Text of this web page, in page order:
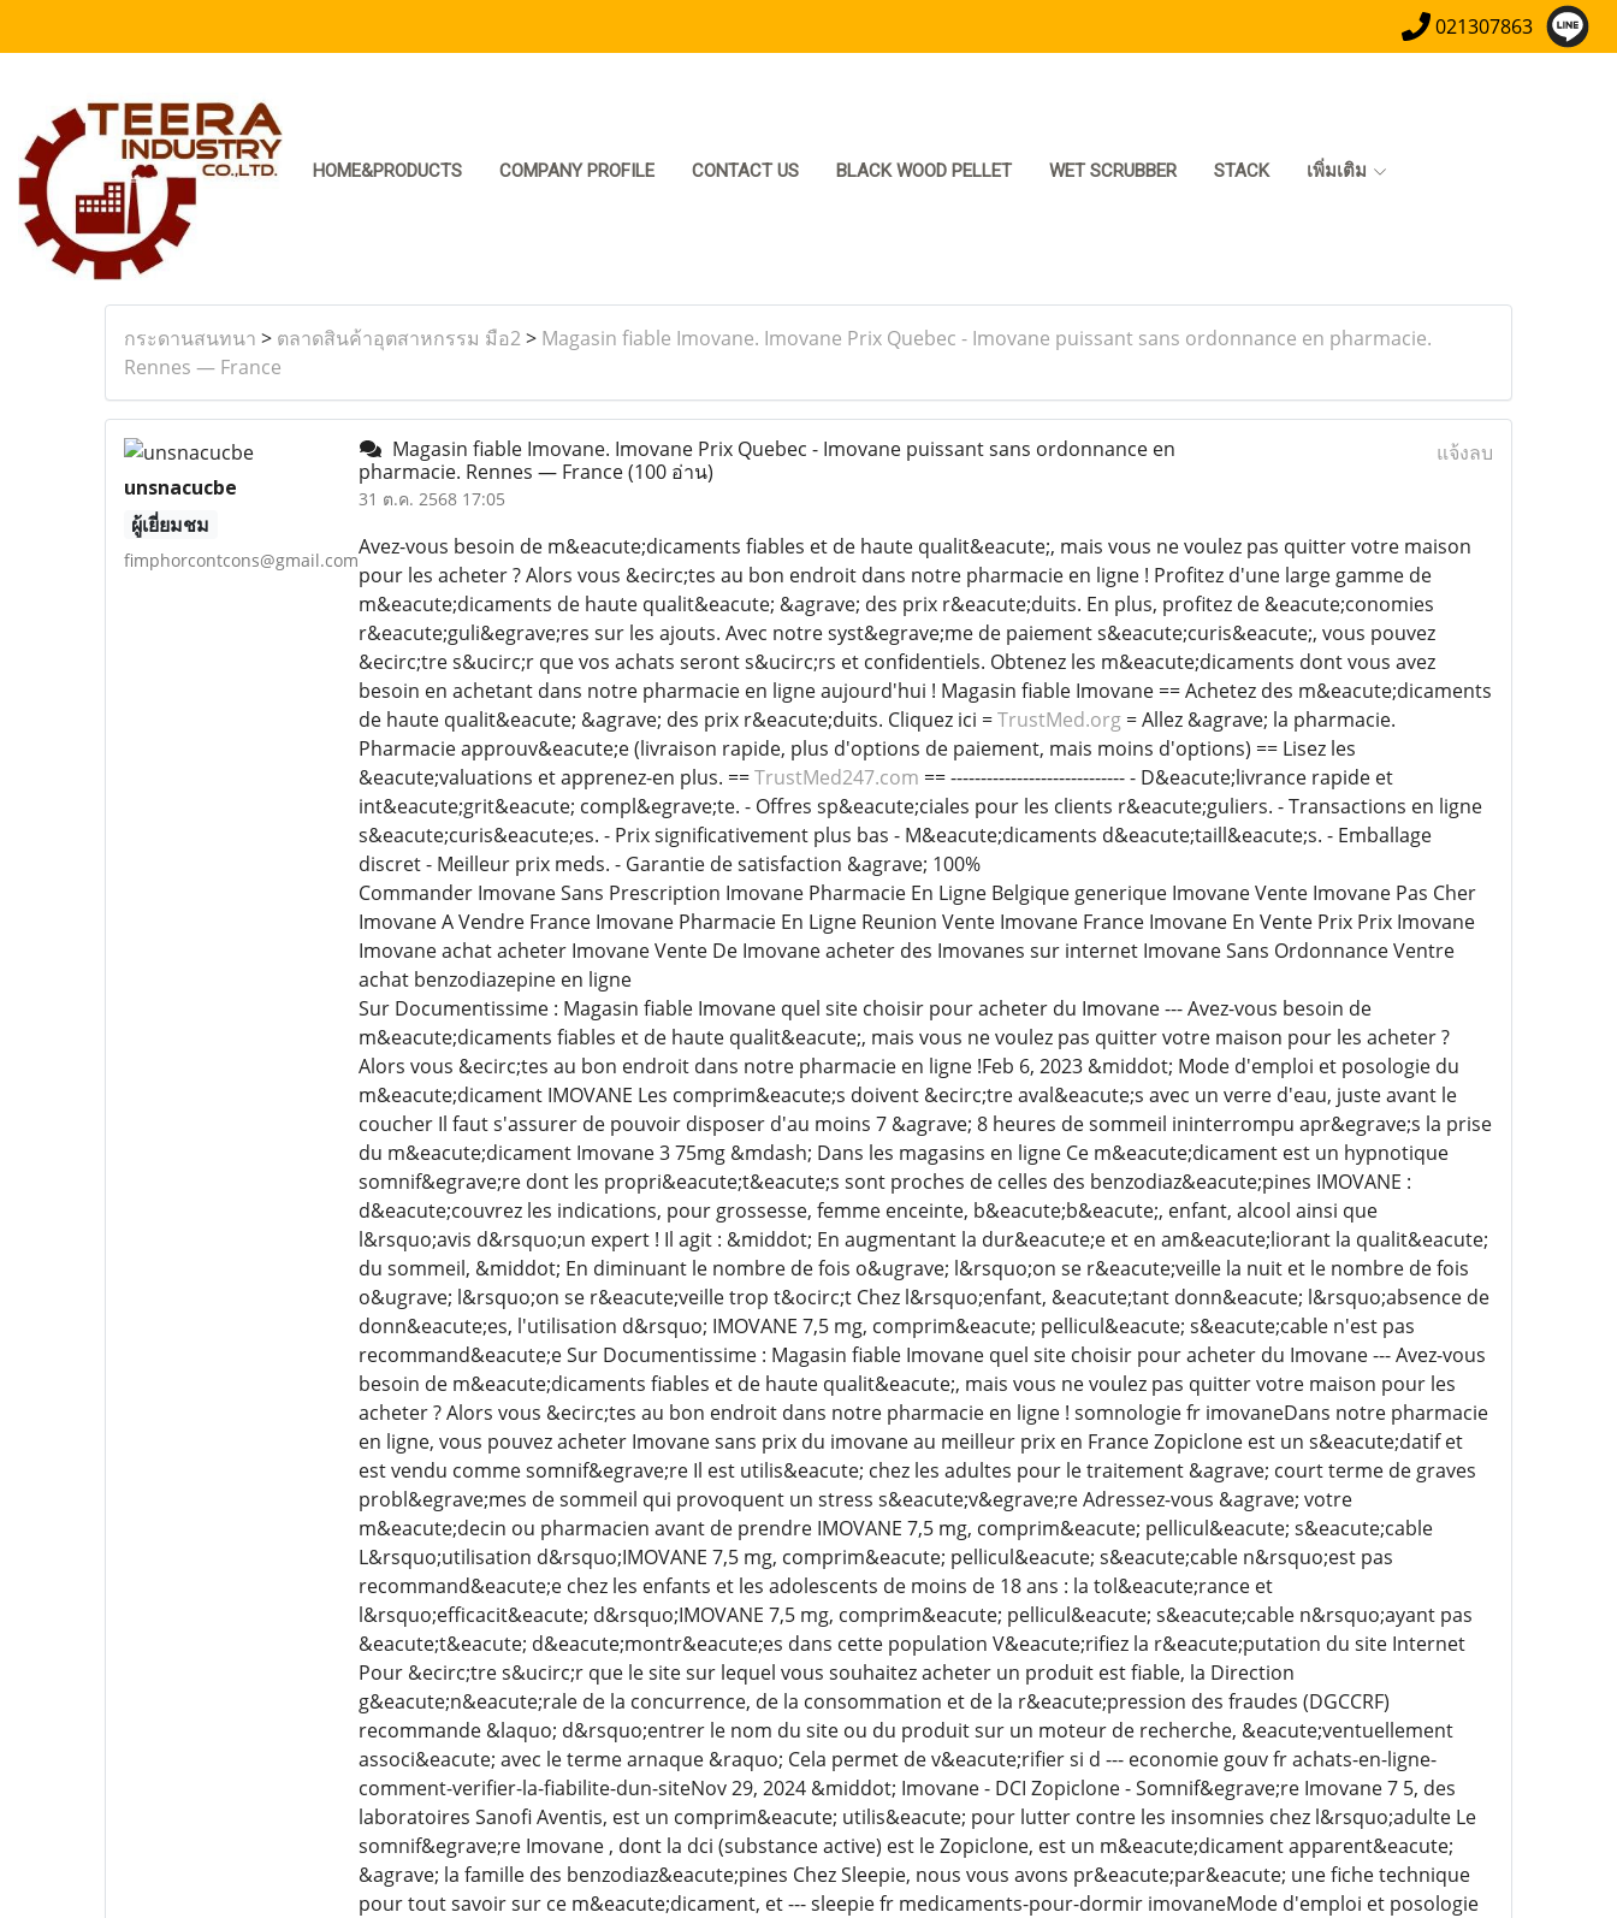
021307863
HOME&PRODUCTS COMPANY PROFILE CONTACT US BLACK WOOD PELLET WET SCRUBBER STACK เพิ่มเติม
กระดานสนทนา > ตลาดสินค้าอุตสาหกรรม มือ2> Magasin fiable Imovane. Imovane Prix Quebec - Imovane puissant sans ordonnance en pharmacie.
Rennes — France
unsnacucbe
ผู้เยี่ยมชม
fimphorcontcons@gmail.com
Magasin fiable Imovane. Imovane Prix Quebec - Imovane puissant sans ordonnance en
pharmacie. Rennes — France(100 อ่าน)
31 ต.ค. 2568 17:05
แจ้งลบ
Avez-vous besoin de m&eacute;dicaments fiables et de haute qualit&eacute;, mais vous ne voulez pas quitter votre maison
pour les acheter ? Alors vous &ecirc;tes au bon endroit dans notre pharmacie en ligne ! Profitez d'une large gamme de
m&eacute;dicaments de haute qualit&eacute; &agrave; des prix r&eacute;duits. En plus, profitez de &eacute;conomies
r&eacute;guli&egrave;res sur les ajouts. Avec notre syst&egrave;me de paiement s&eacute;curis&eacute;, vous pouvez
&ecirc;tre s&ucirc;r que vos achats seront s&ucirc;rs et confidentiels. Obtenez les m&eacute;dicaments dont vous avez
besoin en achetant dans notre pharmacie en ligne aujourd'hui ! Magasin fiable Imovane == Achetez des m&eacute;dicaments
de haute qualit&eacute; &agrave; des prix r&eacute;duits. Cliquez ici =TrustMed.org= Allez &agrave; la pharmacie.
Pharmacie approuv&eacute;e (livraison rapide, plus d'options de paiement, mais moins d'options) == Lisez les
&eacute;valuations et apprenez-en plus. ==TrustMed247.com == ----------------------------- - D&eacute;livrance rapide et
int&eacute;grit&eacute; compl&egrave;te. - Offres sp&eacute;ciales pour les clients r&eacute;guliers. - Transactions en ligne
s&eacute;curis&eacute;es. - Prix significativement plus bas - M&eacute;dicaments d&eacute;taill&eacute;s. - Emballage
discret - Meilleur prix meds. - Garantie de satisfaction &agrave; 100%
Commander Imovane Sans Prescription Imovane Pharmacie En Ligne Belgique generique Imovane Vente Imovane Pas Cher
Imovane A Vendre France Imovane Pharmacie En Ligne Reunion Vente Imovane France Imovane En Vente Prix Prix Imovane
Imovane achat acheter Imovane Vente De Imovane acheter des Imovanes sur internet Imovane Sans Ordonnance Ventre
achat benzodiazepine en ligne
Sur Documentissime : Magasin fiable Imovane quel site choisir pour acheter du Imovane --- Avez-vous besoin de
m&eacute;dicaments fiables et de haute qualit&eacute;, mais vous ne voulez pas quitter votre maison pour les acheter ?
Alors vous &ecirc;tes au bon endroit dans notre pharmacie en ligne !Feb 6, 2023 &middot; Mode d'emploi et posologie du
m&eacute;dicament IMOVANE Les comprim&eacute;s doivent &ecirc;tre aval&eacute;s avec un verre d'eau, juste avant le
coucher Il faut s'assurer de pouvoir disposer d'au moins 7 &agrave; 8 heures de sommeil ininterrompu apr&egrave;s la prise
du m&eacute;dicament Imovane 3 75mg &mdash; Dans les magasins en ligne Ce m&eacute;dicament est un hypnotique
somnif&egrave;re dont les propri&eacute;t&eacute;s sont proches de celles des benzodiaz&eacute;pines IMOVANE :
d&eacute;couvrez les indications, pour grossesse, femme enceinte, b&eacute;b&eacute;, enfant, alcool ainsi que
l&rsquo;avis d&rsquo;un expert ! Il agit : &middot; En augmentant la dur&eacute;e et en am&eacute;liorant la qualit&eacute;
du sommeil, &middot; En diminuant le nombre de fois o&ugrave; l&rsquo;on se r&eacute;veille la nuit et le nombre de fois
o&ugrave; l&rsquo;on se r&eacute;veille trop t&ocirc;t Chez l&rsquo;enfant, &eacute;tant donn&eacute; l&rsquo;absence de
donn&eacute;es, l'utilisation d&rsquo; IMOVANE 7,5 mg, comprim&eacute; pellicul&eacute; s&eacute;cable n'est pas
recommand&eacute;e Sur Documentissime : Magasin fiable Imovane quel site choisir pour acheter du Imovane --- Avez-vous
besoin de m&eacute;dicaments fiables et de haute qualit&eacute;, mais vous ne voulez pas quitter votre maison pour les
acheter ? Alors vous &ecirc;tes au bon endroit dans notre pharmacie en ligne ! somnologie fr imovaneDans notre pharmacie
en ligne, vous pouvez acheter Imovane sans prix du imovane au meilleur prix en France Zopiclone est un s&eacute;datif et
est vendu comme somnif&egrave;re Il est utilis&eacute; chez les adultes pour le traitement &agrave; court terme de graves
probl&egrave;mes de sommeil qui provoquent un stress s&eacute;v&egrave;re Adressez-vous &agrave; votre
m&eacute;decin ou pharmacien avant de prendre IMOVANE 7,5 mg, comprim&eacute; pellicul&eacute; s&eacute;cable
L&rsquo;utilisation d&rsquo;IMOVANE 7,5 mg, comprim&eacute; pellicul&eacute; s&eacute;cable n&rsquo;est pas
recommand&eacute;e chez les enfants et les adolescents de moins de 18 ans : la tol&eacute;rance et
l&rsquo;efficacit&eacute; d&rsquo;IMOVANE 7,5 mg, comprim&eacute; pellicul&eacute; s&eacute;cable n&rsquo;ayant pas
&eacute;t&eacute; d&eacute;montr&eacute;es dans cette population V&eacute;rifiez la r&eacute;putation du site Internet
Pour &ecirc;tre s&ucirc;r que le site sur lequel vous souhaitez acheter un produit est fiable, la Direction
g&eacute;n&eacute;rale de la concurrence, de la consommation et de la r&eacute;pression des fraudes (DGCCRF)
recommande &laquo; d&rsquo;entrer le nom du site ou du produit sur un moteur de recherche, &eacute;ventuellement
associ&eacute; avec le terme arnaque &raquo; Cela permet de v&eacute;rifier si d --- economie gouv fr achats-en-ligne-
comment-verifier-la-fiabilite-dun-siteNov 29, 2024 &middot; Imovane - DCI Zopiclone - Somnif&egrave;re Imovane 7 5, des
laboratoires Sanofi Aventis, est un comprim&eacute; utilis&eacute; pour lutter contre les insomnies chez l&rsquo;adulte Le
somnif&egrave;re Imovane , dont la dci (substance active) est le Zopiclone, est un m&eacute;dicament apparent&eacute;
&agrave; la famille des benzodiaz&eacute;pines Chez Sleepie, nous vous avons pr&eacute;par&eacute; une fiche technique
pour tout savoir sur ce m&eacute;dicament, et --- sleepie fr medicaments-pour-dormir imovaneMode d'emploi et posologie